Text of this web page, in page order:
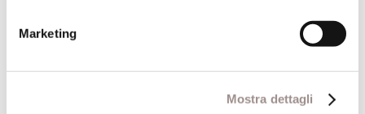
Marketing
Mostra dettagli
Giuseppe Cambiano (professore di Storia della